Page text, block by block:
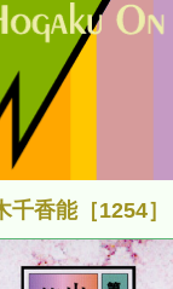
香能［1254］